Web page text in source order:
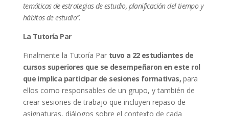
temáticas de estrategias de estudio, planificación del tiempo y
hábitos de estudio”.
La Tutoría Par
Finalmente la Tutoría Par tuvo a 22 estudiantes de
cursos superiores que se desempeñaron en este rol
que implica participar de sesiones formativas, para
ellos como responsables de un grupo, y también de
crear sesiones de trabajo que incluyen repaso de
asignaturas, diálogos sobre el contexto de cada